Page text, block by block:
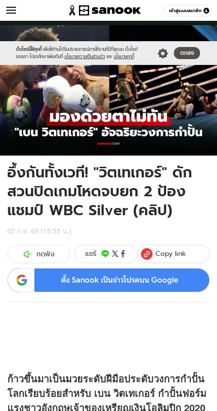
เข้าสู่ระบบสมาชิก
กีฬา หมวดอื่นๆ
เว็บไซต์นี้ใช้คุกกี้ เพื่อให้ท่านได้รับประสบการณ์การใช้งานที่ดีที่สุดบน เว็บไซต์
ของเรา โปรดศึกษาเพิ่มเติมที่ นโยบายความเป็นส่วนตัว และ นโยบายคุกกี้
ตกลง
Sanook
//s.isanook.com/sr/0/images/logo-
new-
sanook.png
//s.isanook.com/sp/0/ud/330/1653877/boxzz.jpg
อึ้งกันทั้งเวที! "วิตเทเกอร์" ดัก
สวนปิดเกมโหดจบยก 2 ป้อง
แชมป์ WBC Silver (คลิป)
02 ก.ค. 69 (15:55 น.)
กดฟัง แชร์ Copy link
ตั้ง Sanook เป็นข่าวโปรดบน Google
ก้าวขึ้นมาเป็นมวยระดับฝีมือประดับวงการกำปั้น
โลกเรียบร้อยสำหรับ เบน วิตเทเกอร์ กำปั้นฟอร์ม
แรงชาวอังกฤษเจ้าของเหรียญเงินโอลิมปิก 2020